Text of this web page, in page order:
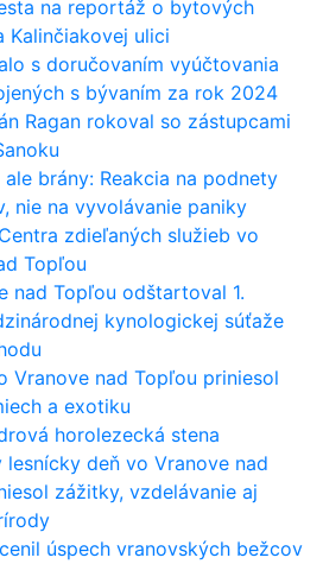
na reportáž o bytových
Kalinčiakovej ulici
s doručovaním vyúčtovania
s bývaním za rok 2024
Ragan rokoval so zástupcami
ale brány: Reakcia na podnety
nie na vyvolávanie paniky
zdieľaných služieb vo
Topľou
nad Topľou odštartoval 1.
kynologickej súťaže
Vranove nad Topľou priniesol
a exotiku
horolezecká stena
lesnícky deň vo Vranove nad
zážitky, vzdelávanie aj
úspech vranovských bežcov